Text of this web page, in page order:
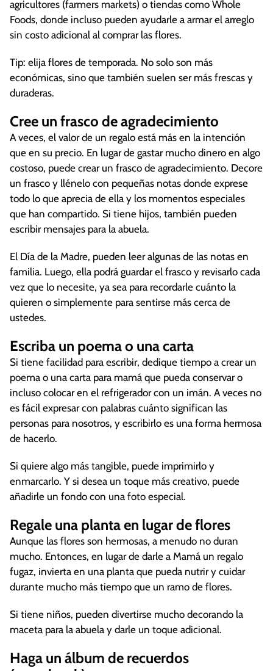
agricultores (farmers markets) o tiendas como Whole
Foods, donde incluso pueden ayudarle a armar el arreglo
sin costo adicional al comprar las flores.
Tip: elija flores de temporada. No solo son más
económicas, sino que también suelen ser más frescas y
duraderas.
Cree un frasco de agradecimiento
A veces, el valor de un regalo está más en la intención
que en su precio. En lugar de gastar mucho dinero en algo
costoso, puede crear un frasco de agradecimiento. Decore
un frasco y llénelo con pequeñas notas donde exprese
todo lo que aprecia de ella y los momentos especiales
que han compartido. Si tiene hijos, también pueden
escribir mensajes para la abuela.
El Día de la Madre, pueden leer algunas de las notas en
familia. Luego, ella podrá guardar el frasco y revisarlo cada
vez que lo necesite, ya sea para recordarle cuánto la
quieren o simplemente para sentirse más cerca de
ustedes.
Escriba un poema o una carta
Si tiene facilidad para escribir, dedique tiempo a crear un
poema o una carta para mamá que pueda conservar o
incluso colocar en el refrigerador con un imán. A veces no
es fácil expresar con palabras cuánto significan las
personas para nosotros, y escribirlo es una forma hermosa
de hacerlo.
Si quiere algo más tangible, puede imprimirlo y
enmarcarlo. Y si desea un toque más creativo, puede
añadirle un fondo con una foto especial.
Regale una planta en lugar de flores
Aunque las flores son hermosas, a menudo no duran
mucho. Entonces, en lugar de darle a Mamá un regalo
fugaz, invierta en una planta que pueda nutrir y cuidar
durante mucho más tiempo que un ramo de flores.
Si tiene niños, pueden divertirse mucho decorando la
maceta para la abuela y darle un toque adicional.
Haga un álbum de recuerdos